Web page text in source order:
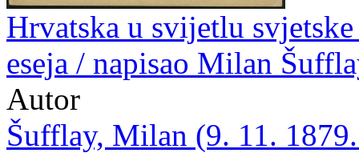
Hrvatska u svijetlu
eseja / napisao Milan
Autor
Šufflay, Milan (9. 11.